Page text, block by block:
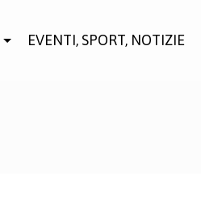
EVENTI, SPORT, NOTIZIE